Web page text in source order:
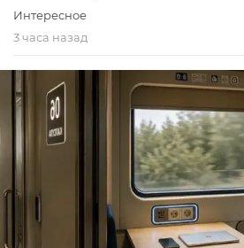
Интересное
3 часа назад